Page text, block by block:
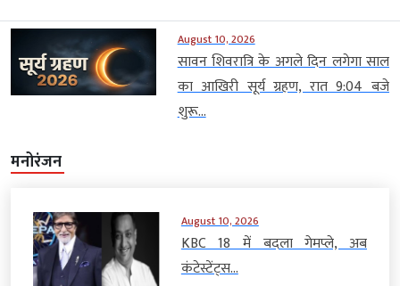
August 10, 2026
सावन शिवरात्रि के अगले दिन लगेगा साल
का आखिरी सूर्य ग्रहण, रात 9:04 बजे
शुरू...
मनोरंजन
August 10, 2026
KBC 18 में बदला गेमप्ले, अब
कंटेस्टेंट्स...